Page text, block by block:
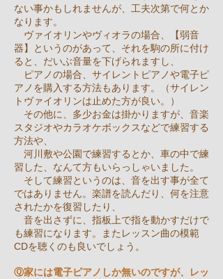
ない事かもしれませんが、工夫次第で何とか
なります。
ヴァイオリンやヴィオラの場合、【弱音
器】というのがあって、それを駒の所に付け
ると、だいぶ音量を下げられますし、
ピアノの場合、サイレントピアノや電子ピ
アノを購入する方法もあります。
（サイレン
トヴァイオリンは止めた方が良い。）
その他に、多少お金は掛かりますが、音楽
スタジオやカラオケボックスなどで練習する
方法や、
河川敷や公園で練習するとか、車の中で練
習した、なんて方もいらっしゃいました。
そして練習というのは、音を出す事が全て
ではありません。楽譜を読んだり、何を注意
されたかを復習したり、
音を出さずに、指板上で指を動かすだけで
も練習になります。またレッスン曲の模範
CDを聴くのも良いでしょう。
Ⓠ家には電子ピアノしか無いのですが、レッ